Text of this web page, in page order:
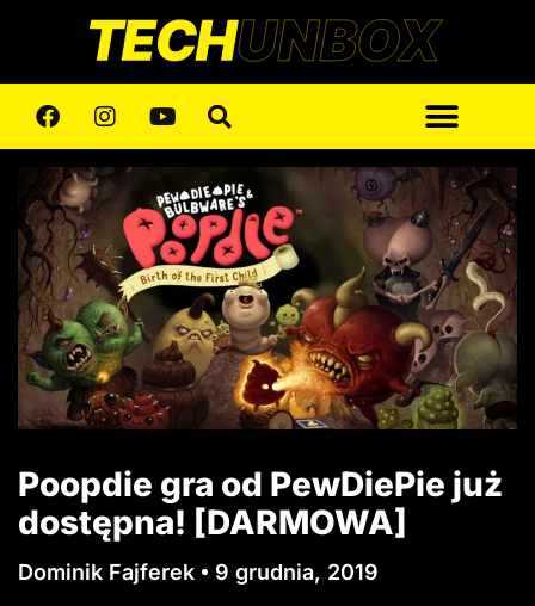
Poopdie gra od PewDiePie już
dostępna! [DARMOWA]
Dominik Fajferek 9 grudnia, 2019